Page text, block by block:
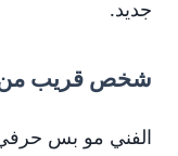
جديد.
شخص قريب من
الفني مو بس